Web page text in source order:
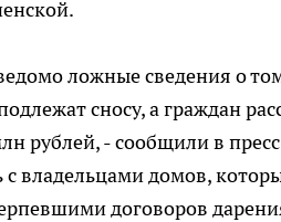
ложные сведения о
сносу, а граждан
рублей, - сообщили в
с владельцами домов,
договоров